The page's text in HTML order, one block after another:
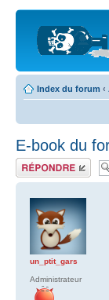
Index du forum ‹
E-book du
Répondre
un_ptit_gars
Administrateur